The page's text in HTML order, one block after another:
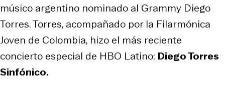
músico argentino nominado al Grammy Diego
Torres. Torres, acompañado por la Filarmónica
Joven de Colombia, hizo el más reciente
concierto especial de HBO Latino: Diego Torres
Sinfónico.